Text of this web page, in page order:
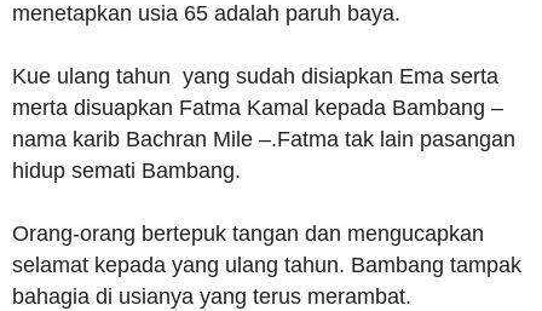
menetapkan usia 65 adalah paruh baya.
Kue ulang tahun yang sudah disiapkan Ema serta
merta disuapkan Fatma Kamal kepada Bambang –
nama karib Bachran Mile –.Fatma tak lain pasangan
hidup semati Bambang.
Orang-orang bertepuk tangan dan mengucapkan
selamat kepada yang ulang tahun. Bambang tampak
bahagia di usianya yang terus merambat.